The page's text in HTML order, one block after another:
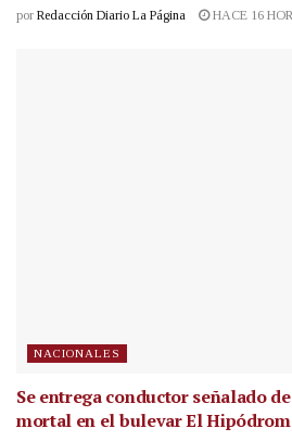
por Redacción Diario La Página HACE 16
NACIONALES
Se entrega conductor señalado
mortal en el bulevar El